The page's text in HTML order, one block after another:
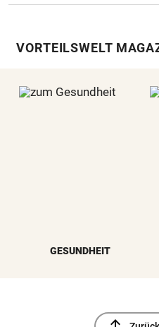
VORTEILSWELT
GESUNDHEIT